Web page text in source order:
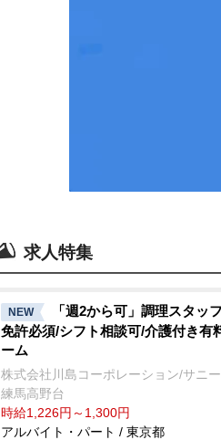
求人特集
NEW
「週2から可」調理スタッ
免許必須/シフト相談可/介護付き有
ーム
株式会社川島コーポレーション/サニ
練馬高野台
時給1,226円～1,300円
アルバイト・パート / 東京都